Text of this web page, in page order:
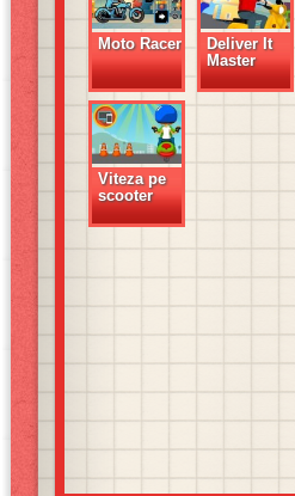
Moto Racer
Deliver It
Master
Viteza pe
scooter